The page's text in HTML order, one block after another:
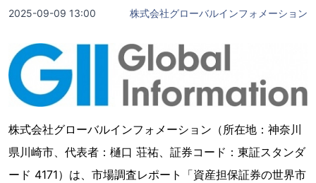
2025-09-09 13:00 株式会社グローバルインフォメーション
株式会社グローバルインフォメーション（所在地：神奈川
県川崎市、代表者：樋口 荘祐、証券コード：東証スタンダ
ード 4171）は、市場調査レポート「資産担保証券の世界市